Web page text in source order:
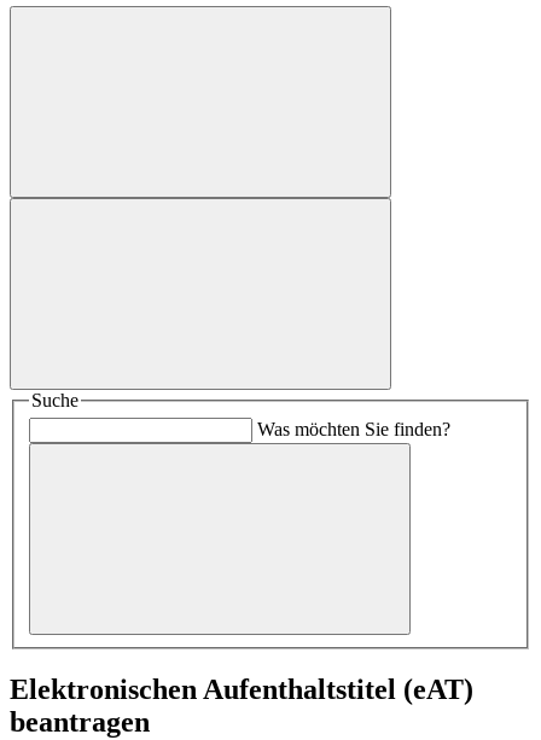
Suche
Was möchten Sie finden?
Elektronischen Aufenthaltstitel (eAT)
beantragen